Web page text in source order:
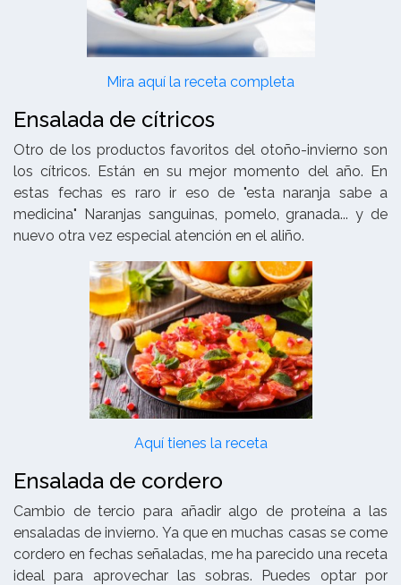
Mira aquí la receta completa
Ensalada de cítricos
Otro de los productos favoritos del otoño-invierno son
los cítricos. Están en su mejor momento del año. En
estas fechas es raro ir eso de "esta naranja sabe a
medicina" Naranjas sanguinas, pomelo, granada... y de
nuevo otra vez especial atención en el aliño.
Aquí tienes la receta
Ensalada de cordero
Cambio de tercio para añadir algo de proteína a las
ensaladas de invierno. Ya que en muchas casas se come
cordero en fechas señaladas, me ha parecido una receta
ideal para aprovechar las sobras. Puedes optar por